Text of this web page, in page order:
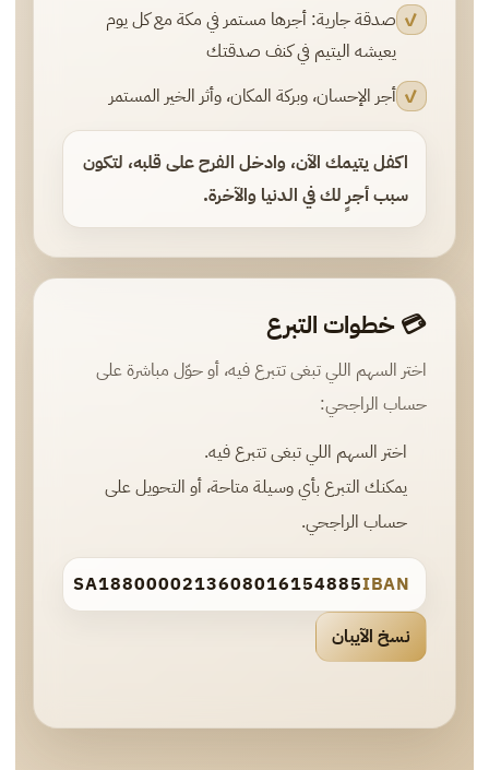
✓ صدقة جارية: أجرها مستمر في مكة مع كل يوم
يعيشه اليتيم في كنف صدقتك
✓ أجر الإحسان، وبركة المكان، وأثر الخير المستمر
اكفل يتيمك الآن، وادخل الفرح على قلبه، لتكون
سبب أجرٍ لك في الدنيا والآخرة.
💳 خطوات التبرع
اختر السهم اللي تبغى تتبرع فيه، أو حوّل مباشرة على
حساب الراجحي:
اختر السهم اللي تبغى تتبرع فيه.
يمكنك التبرع بأي وسيلة متاحة، أو التحويل على
حساب الراجحي.
IBAN
SA1880000213608016154885
نسخ الآيبان